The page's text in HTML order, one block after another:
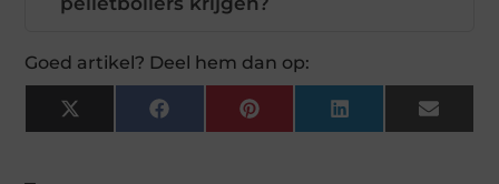
Goed artikel? Deel hem dan op:
X
(Twitter)
FacebookPinterestLinkedInEmail